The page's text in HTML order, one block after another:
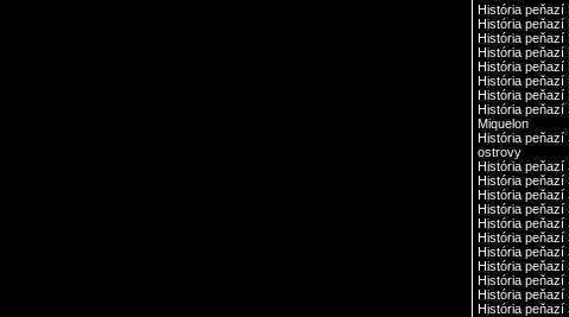
História peňazí
História peňazí
História peňazí
História peňazí
História peňazí
História peňazí
História peňazí
História peňazí
Miquelon
História peňazí
ostrovy
História peňazí
História peňazí
História peňazí
História peňazí
História peňazí
História peňazí
História peňazí
História peňazí
História peňazí
História peňazí
História peňazí